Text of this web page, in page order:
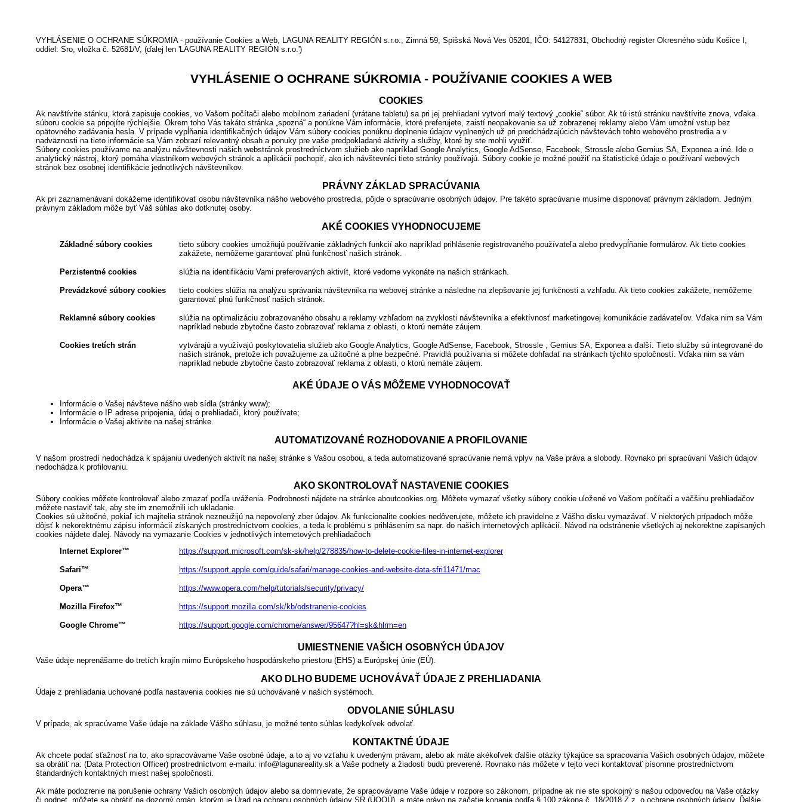
VYHLÁSENIE O OCHRANE SÚKROMIA - používanie Cookies a Web, LAGUNA REALITY REGIÓN s.r.o., Zimná 59, Spišská Nová Ves 05201, IČO: 54127831, Obchodný register Okresného súdu Košice I,
oddiel: Sro, vložka č. 52681/V, (ďalej len 'LAGUNA REALITY REGIÓN s.r.o.')
VYHLÁSENIE O OCHRANE SÚKROMIA - POUŽÍVANIE COOKIES A WEB
COOKIES
Ak navštívite stánku, ktorá zapisuje cookies, vo Vašom počítači alebo mobilnom zariadení (vrátane tabletu) sa pri jej prehliadaní vytvorí malý textový „cookie“ súbor. Ak tú istú stránku navštívite znova, vďaka
súboru cookie sa pripojíte rýchlejšie. Okrem toho Vás takáto stránka „spozná“ a ponúkne Vám informácie, ktoré preferujete, zaistí neopakovanie sa už zobrazenej reklamy alebo Vám umožní vstup bez
opätovného zadávania hesla. V prípade vypĺňania identifikačných údajov Vám súbory cookies ponúknu doplnenie údajov vyplnených už pri predchádzajúcich návštevách tohto webového prostredia a v
nadväznosti na tieto informácie sa Vám zobrazí relevantný obsah a ponuky pre vaše predpokladané aktivity a služby, ktoré by ste mohli využiť.
Súbory cookies používame na analýzu návštevnosti našich webstránok prostredníctvom služieb ako napríklad Google Analytics, Google AdSense, Facebook, Strossle alebo Gemius SA, Exponea a iné. Ide o
analytický nástroj, ktorý pomáha vlastníkom webových stránok a aplikácií pochopiť, ako ich návštevníci tieto stránky používajú. Súbory cookie je možné použiť na štatistické údaje o používaní webových
stránok bez osobnej identifikácie jednotlivých návštevníkov.
PRÁVNY ZÁKLAD SPRACÚVANIA
Ak pri zaznamenávaní dokážeme identifikovať osobu návštevníka nášho webového prostredia, pôjde o spracúvanie osobných údajov. Pre takéto spracúvanie musíme disponovať právnym základom. Jedným
právnym základom môže byť Váš súhlas ako dotknutej osoby.
AKÉ COOKIES VYHODNOCUJEME
Základné súbory cookies
tieto súbory cookies umožňujú používanie základných funkcií ako napríklad prihlásenie registrovaného používateľa alebo predvypĺňanie formulárov. Ak tieto cookies
zakážete, nemôžeme garantovať plnú funkčnosť našich stránok.
Perzistentné cookies slúžia na identifikáciu Vami preferovaných aktivít, ktoré vedome vykonáte na našich stránkach.
Prevádzkové súbory cookies
tieto cookies slúžia na analýzu správania návštevníka na webovej stránke a následne na zlepšovanie jej funkčnosti a vzhľadu. Ak tieto cookies zakážete, nemôžeme
garantovať plnú funkčnosť našich stránok.
Reklamné súbory cookies
slúžia na optimalizáciu zobrazovaného obsahu a reklamy vzhľadom na zvyklosti návštevníka a efektívnosť marketingovej komunikácie zadávateľov. Vďaka nim sa Vám
napríklad nebude zbytočne často zobrazovať reklama z oblasti, o ktorú nemáte záujem.
Cookies tretích strán
vytvárajú a využívajú poskytovatelia služieb ako Google Analytics, Google AdSense, Facebook, Strossle , Gemius SA, Exponea a ďalší. Tieto služby sú integrované do
našich stránok, pretože ich považujeme za užitočné a plne bezpečné. Pravidlá používania si môžete dohľadať na stránkach týchto spoločností. Vďaka nim sa vám
napríklad nebude zbytočne často zobrazovať reklama z oblasti, o ktorú nemáte záujem.
AKÉ ÚDAJE O VÁS MÔŽEME VYHODNOCOVAŤ
Informácie o Vašej návšteve nášho web sídla (stránky www);
Informácie o IP adrese pripojenia, údaj o prehliadači, ktorý používate;
Informácie o Vašej aktivite na našej stránke.
AUTOMATIZOVANÉ ROZHODOVANIE A PROFILOVANIE
V našom prostredí nedochádza k spájaniu uvedených aktivít na našej stránke s Vašou osobou, a teda automatizované spracúvanie nemá vplyv na Vaše práva a slobody. Rovnako pri spracúvaní Vašich údajov
nedochádza k profilovaniu.
AKO SKONTROLOVAŤ NASTAVENIE COOKIES
Súbory cookies môžete kontrolovať alebo zmazať podľa uváženia. Podrobnosti nájdete na stránke aboutcookies.org. Môžete vymazať všetky súbory cookie uložené vo Vašom počítači a väčšinu prehliadačov
môžete nastaviť tak, aby ste im znemožnili ich ukladanie.
Cookies sú užitočné, pokiaľ ich majitelia stránok nezneužijú na nepovolený zber údajov. Ak funkcionalite cookies nedôverujete, môžete ich pravidelne z Vášho disku vymazávať. V niektorých prípadoch môže
dôjsť k nekorektnému zápisu informácií získaných prostredníctvom cookies, a teda k problému s prihlásením sa napr. do našich internetových aplikácií. Návod na odstránenie všetkých aj nekorektne zapísaných
cookies nájdete ďalej. Návody na vymazanie Cookies v jednotlivých internetových prehliadačoch
Internet Explorer™
https://support.microsoft.com/sk-sk/help/278835/how-to-delete-cookie-files-in-internet-explorer
Safari™ https://support.apple.com/guide/safari/manage-cookies-and-website-data-sfri11471/mac
Opera™ https://www.opera.com/help/tutorials/security/privacy/
Mozilla Firefox™ https://support.mozilla.com/sk/kb/odstranenie-cookies
Google Chrome™ https://support.google.com/chrome/answer/95647?hl=sk&hlrm=en
UMIESTNENIE VAŠICH OSOBNÝCH ÚDAJOV
Vaše údaje neprenášame do tretích krajín mimo Európskeho hospodárskeho priestoru (EHS) a Európskej únie (EÚ).
AKO DLHO BUDEME UCHOVÁVAŤ ÚDAJE Z PREHLIADANIA
Údaje z prehliadania uchované podľa nastavenia cookies nie sú uchovávané v našich systémoch.
ODVOLANIE SÚHLASU
V prípade, ak spracúvame Vaše údaje na základe Vášho súhlasu, je možné tento súhlas kedykoľvek odvolať.
KONTAKTNÉ ÚDAJE
Ak chcete podať sťažnosť na to, ako spracovávame Vaše osobné údaje, a to aj vo vzťahu k uvedeným právam, alebo ak máte akékoľvek ďalšie otázky týkajúce sa spracovania Vašich osobných údajov, môžete
sa obrátiť na: (Data Protection Officer) prostredníctvom e-mailu: info@lagunareality.sk a Vaše podnety a žiadosti budú preverené. Rovnako nás môžete v tejto veci kontaktovať písomne prostredníctvom
štandardných kontaktných miest našej spoločnosti.
Ak máte podozrenie na porušenie ochrany Vašich osobných údajov alebo sa domnievate, že spracovávame Vaše údaje v rozpore so zákonom, prípadne ak nie ste spokojný s našou odpoveďou na Vaše otázky
či podnet, môžete sa obrátiť na dozorný orgán, ktorým je Úrad na ochranu osobných údajov SR (ÚOOÚ), a máte právo na začatie konania podľa § 100 zákona č. 18/2018 Z.z. o ochrane osobných údajov. Ďalšie